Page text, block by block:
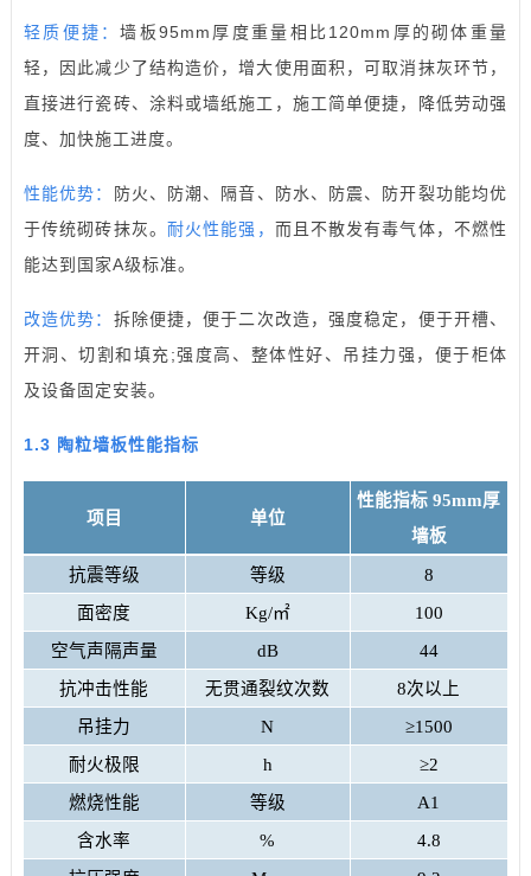
轻质便捷：墙板95mm厚度重量相比120mm厚的砌体重量
轻，因此减少了结构造价，增大使用面积，可取消抹灰环节，
直接进行瓷砖、涂料或墙纸施工，施工简单便捷，降低劳动强
度、加快施工进度。
性能优势：
防火、防潮、隔音、防水、防震、防开裂功能均优
于传统砌砖抹灰。 耐火性能强， 而且不散发有毒气体，不燃性
能达到国家A级标准。
改造优势： 拆除便捷，便于二次改造，强度稳定，便于开槽、
开洞、切割和填充;强度高、整体性好、吊挂力强，便于柜体
及设备固定安装。
1.3 陶粒墙板性能指标
项目 单位
性能指标 95mm厚
墙板
抗震等级 等级
8
面密度
Kg/㎡
100
空气声隔声量
dB
44
抗冲击性能
无贯通裂纹次数
8次以上
吊挂力
N
≥1500
耐火极限
h
≥2
燃烧性能
等级
A1
含水率
%
4.8